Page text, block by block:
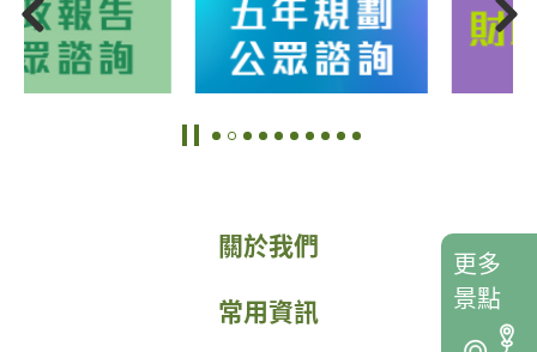
關於我們
常用資訊
更多
景點